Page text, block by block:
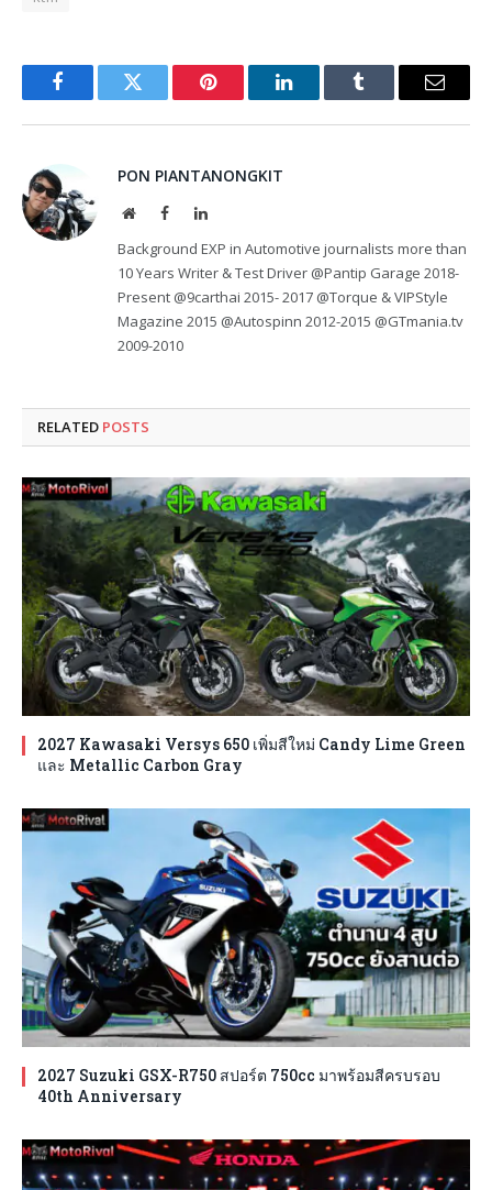
FacebookTwitter Pinterest LinkedInTumblr Email
PON PIANTANONGKIT
WebsiteFacebookLinkedIn
Background EXP in Automotive journalists more than
10 Years Writer & Test Driver @Pantip Garage 2018-
Present @9carthai 2015- 2017 @Torque & VIPStyle
Magazine 2015 @Autospinn 2012-2015 @GTmania.tv
2009-2010
RELATED POSTS
2027 Kawasaki Versys 650 เพิ่มสีใหม่ Candy Lime Green
และ Metallic Carbon Gray
2027 Suzuki GSX-R750 สปอร์ต 750cc มาพร้อมสีครบรอบ
40th Anniversary